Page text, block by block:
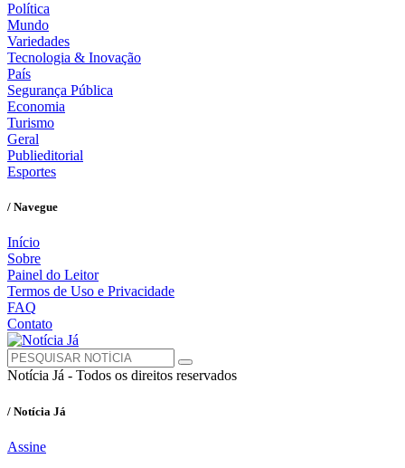
Política
Mundo
Variedades
Tecnologia & Inovação
País
Segurança Pública
Economia
Turismo
Geral
Publieditorial
Esportes
/ Navegue
Início
Sobre
Painel do Leitor
Termos de Uso e Privacidade
FAQ
Contato
Notícia Já - Todos os direitos reservados
/ Notícia Já
Assine